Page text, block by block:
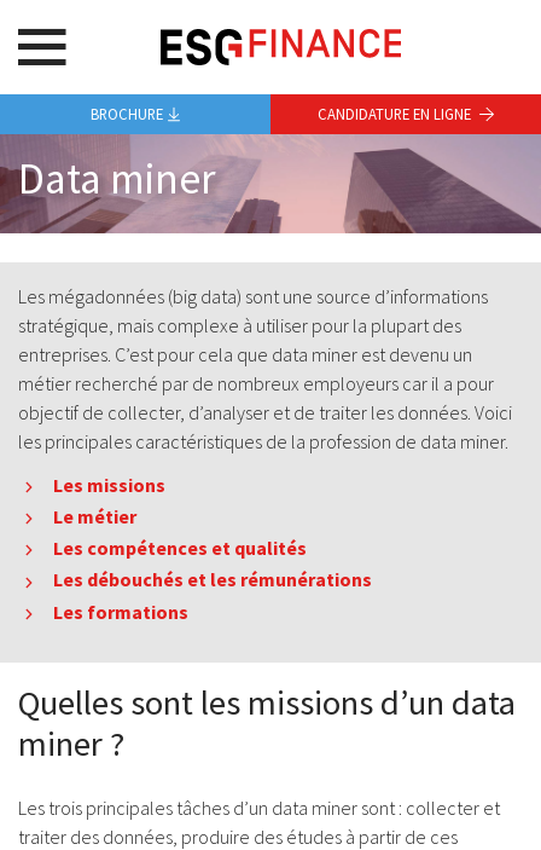
Data miner
Les mégadonnées (big data) sont une source d’informations
stratégique, mais complexe à utiliser pour la plupart des
entreprises. C’est pour cela que data miner est devenu un
métier recherché par de nombreux employeurs car il a pour
objectif de collecter, d’analyser et de traiter les données. Voici
les principales caractéristiques de la profession de data miner.
Les missions
Le métier
Les compétences et qualités
Les débouchés et les rémunérations
Les formations
Quelles sont les missions d’un data
miner ?
Les trois principales tâches d’un data miner sont : collecter et
traiter des données, produire des études à partir de ces
BROCHURE CANDIDATURE EN LIGNE